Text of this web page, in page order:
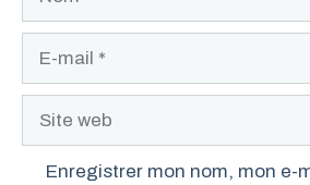
Site
Enregistrer mon nom, mon e-